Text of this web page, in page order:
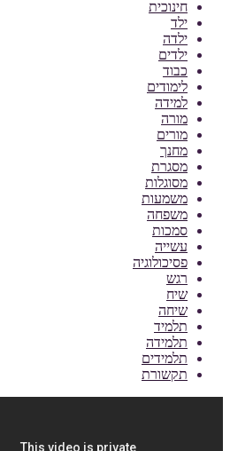
חינוכית
ילד
ילדה
ילדים
כבוד
לימודים
למידה
מורה
מורים
מחנך
מסגרת
מסוגלות
משמעות
משפחה
סמכות
עשייה
פסיכולוגיה
רגש
שיח
שיחה
תלמיד
תלמידה
תלמידים
תקשורת